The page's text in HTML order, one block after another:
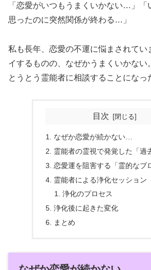
「恋愛がいつもうまくいかない…」「
思ったのに突然関係が終わる…」
私も長年、恋愛の不運に悩まされてい
イするものの、なぜかうまくいかない
とうとう霊能者に相談することになっ
目次
なぜか恋愛が続かない…
霊能者の霊視で発覚した「過
恋愛運を阻害する「霊的なブ
霊能者による浄化セッション
浄化のプロセス
浄化後に起きた変化
まとめ